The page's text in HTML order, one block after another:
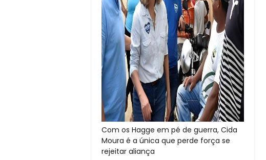
Com os Hagge em pé de guerra, Cida
Moura é a única que perde força se
rejeitar aliança